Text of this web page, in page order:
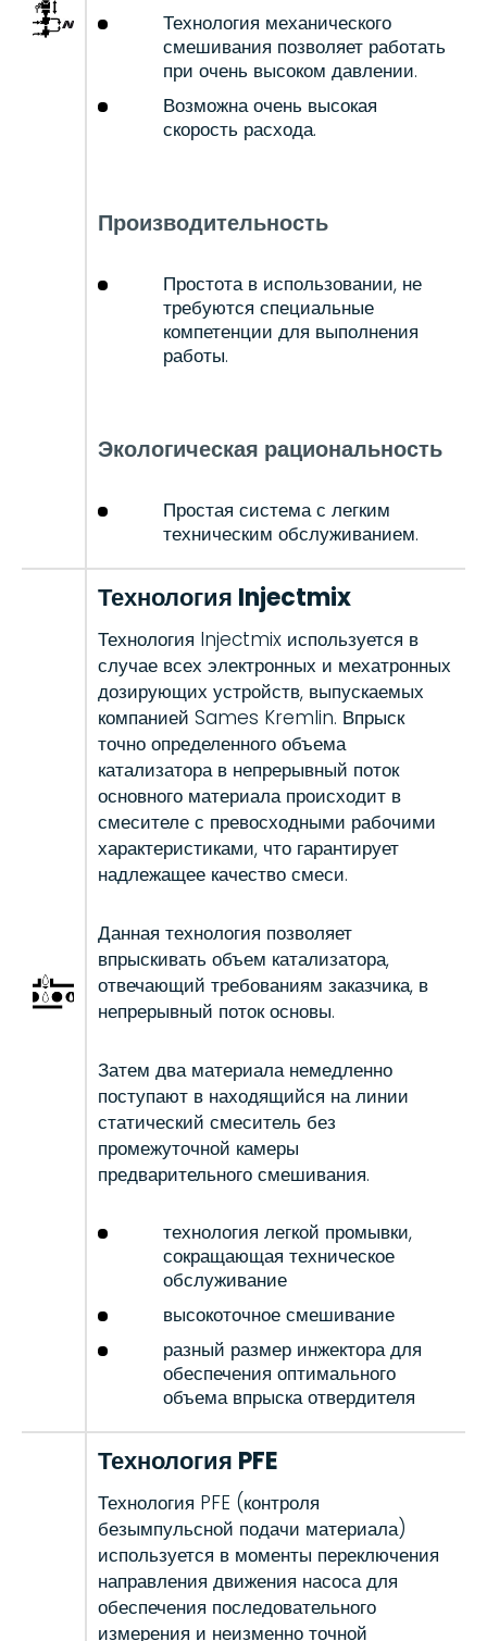
Технология механического
смешивания позволяет работать
при очень высоком давлении.
Возможна очень высокая
скорость расхода.
Производительность
Простота в использовании, не
требуются специальные
компетенции для выполнения
работы.
Экологическая рациональность
Простая система с легким
техническим обслуживанием.
Технология Injectmix
Технология Injectmix используется в
случае всех электронных и мехатронных
дозирующих устройств, выпускаемых
компанией Sames Kremlin. Впрыск
точно определенного объема
катализатора в непрерывный поток
основного материала происходит в
смесителе с превосходными рабочими
характеристиками, что гарантирует
надлежащее качество смеси.
Данная технология позволяет
впрыскивать объем катализатора,
отвечающий требованиям заказчика, в
непрерывный поток основы.
Затем два материала немедленно
поступают в находящийся на линии
статический смеситель без
промежуточной камеры
предварительного смешивания.
технология легкой промывки,
сокращающая техническое
обслуживание
высокоточное смешивание
разный размер инжектора для
обеспечения оптимального
объема впрыска отвердителя
Технология PFE
Технология PFE (контроля
безымпульсной подачи материала)
используется в моменты переключения
направления движения насоса для
обеспечения последовательного
измерения и неизменно точной